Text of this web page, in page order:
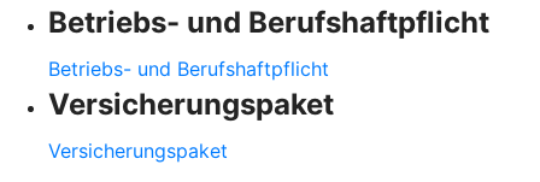
Betriebs- und Berufshaftpflicht
Betriebs- und Berufshaftpflicht
Versicherungspaket
Versicherungspaket